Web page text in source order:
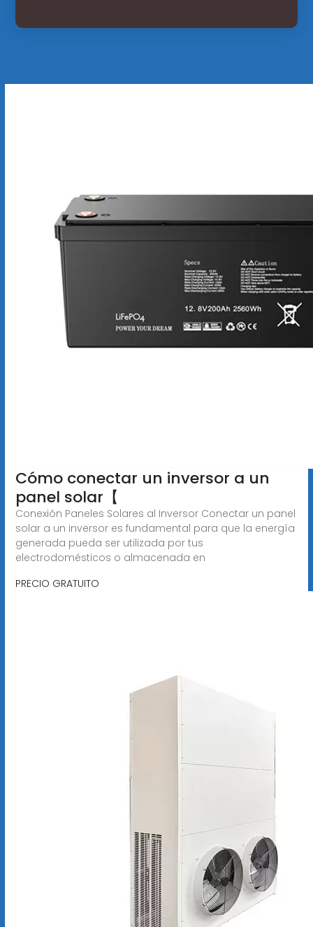
️Cómo conectar un inversor a un
panel solar【 ️
Conexión Paneles Solares al Inversor Conectar un panel
solar a un inversor es fundamental para que la energía
generada pueda ser utilizada por tus
electrodomésticos o almacenada en
PRECIO GRATUITO